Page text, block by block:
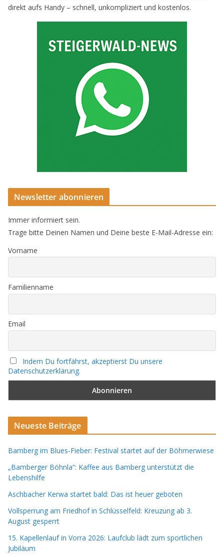
direkt aufs Handy – schnell, unkompliziert und kostenlos.
Newsletter abonnieren
Immer informiert sein.
Trage bitte Deinen Namen und Deine beste E-Mail-Adresse ein:
Vorname
Familienname
Email
Indem Du fortfährst, akzeptierst Du unsere
Datenschutzerklärung.
Neueste Beiträge
Bamberg im Blues-Fieber: Festival startet auf der Böhmerwiese
„Bamberger Böhnla“: Kaffee aus Bamberg unterstützt die
Lebenshilfe
Aschbacher Kerwa startet bald: Das ist heuer geboten
Vollsperrung am Friedhof in Schlüsselfeld: Kreuzung ab 3.
August gesperrt
15. Kapellenlauf in Vorra 2026: Laufclub lädt zum sportlichen
Jubiläum